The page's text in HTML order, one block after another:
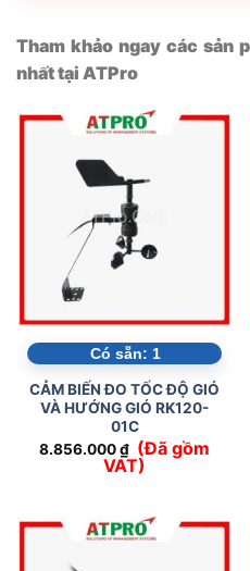
Tham khảo ngay các sản
nhất tại ATPro
Có sẵn: 1
CẢM BIẾN ĐO TỐC ĐỘ GIÓ
VÀ HƯỚNG GIÓ RK120-
01C
8.856.000₫ (Đã gồm
VAT)